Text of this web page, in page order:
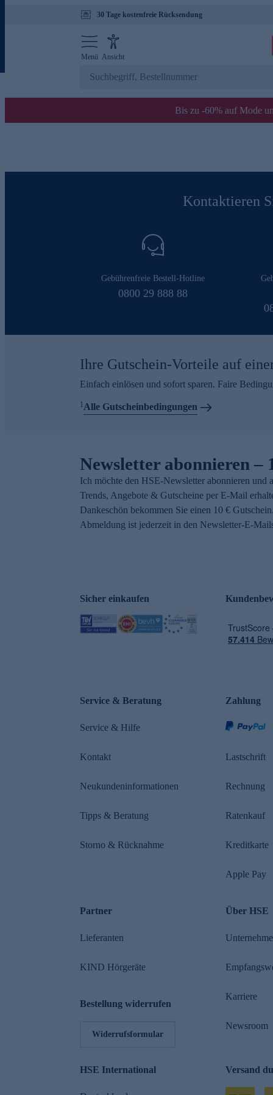
30 Tage kostenfreie Rücksendung
Menü Ansicht
Bis zu -60% auf Mode
Kontaktieren
Gebührenfreie Bestell-Hotline
0800 29 888 88
Ihre Gutschein-Vorteile auf
Einfach einlösen und sofort sparen. Faire
1Alle Gutscheinbedingungen
Newsletter abonnieren –
Ich möchte den HSE-Newsletter abonnieren und
Trends, Angebote & Gutscheine per E-Mail
Dankeschön bekommen Sie einen 10 €
Abmeldung ist jederzeit in den Newsletter-E-
Sicher einkaufen
Service & Beratung
Service & Hilfe
Kontakt
Neukundeninformationen
Tipps & Beratung
Storno & Rücknahme
Zahlung
Lastschrift
Rechnung
Ratenkauf
Kreditkarte
Apple Pay
Partner
Lieferanten
KIND Hörgeräte
Bestellung widerrufen
Widerrufsformular
Über HSE
Karriere
Newsroom
HSE International Versand